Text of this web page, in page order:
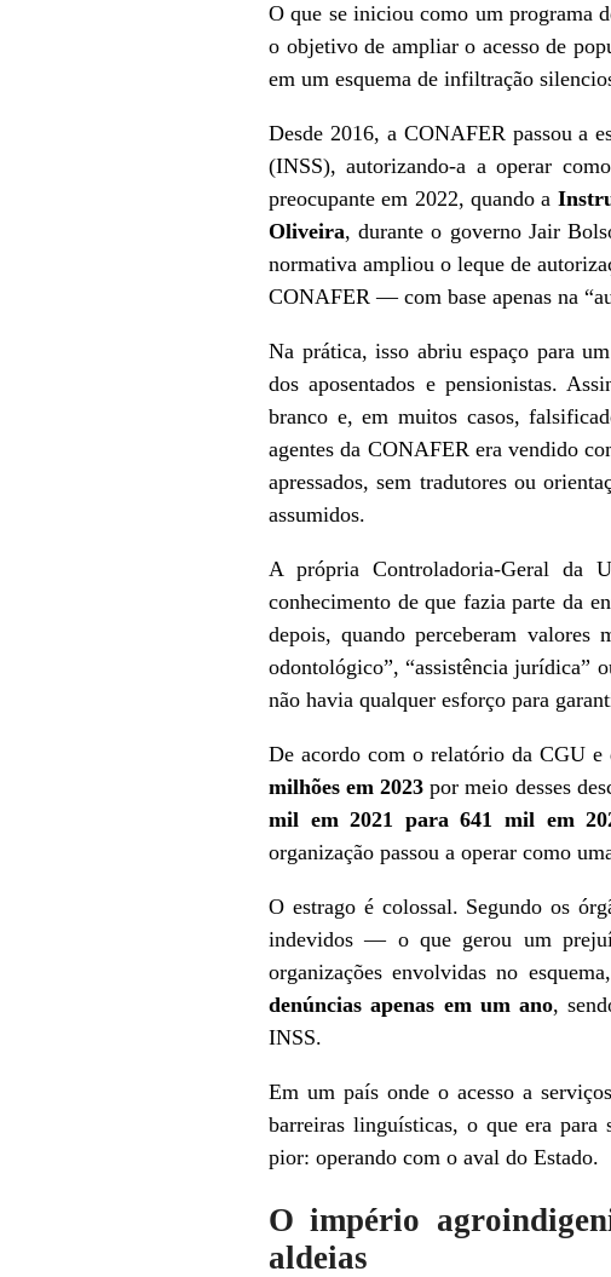
O que se iniciou como um programa
o objetivo de ampliar o acesso de
em um esquema de infiltração
Desde 2016, a CONAFER passou a
(INSS), autorizando-a a operar
preocupante em 2022, quando a
Oliveira, durante o governo Jair
normativa ampliou o leque de
CONAFER — com base apenas na
Na prática, isso abriu espaço para
dos aposentados e pensionistas.
branco e, em muitos casos,
agentes da CONAFER era vendido
apressados, sem tradutores ou
assumidos.
A própria Controladoria-Geral da
conhecimento de que fazia parte da
depois, quando perceberam
odontológico”, “assistência jurídica”
não havia qualquer esforço para
De acordo com o relatório da CGU e
milhões em 2023 por meio desses
mil em 2021 para 641 mil em
organização passou a operar como
O estrago é colossal. Segundo os
indevidos — o que gerou um
organizações envolvidas no
denúncias apenas em um ano,
INSS.
Em um país onde o acesso a
barreiras linguísticas, o que era
pior: operando com o aval do Estado.
O império
aldeias